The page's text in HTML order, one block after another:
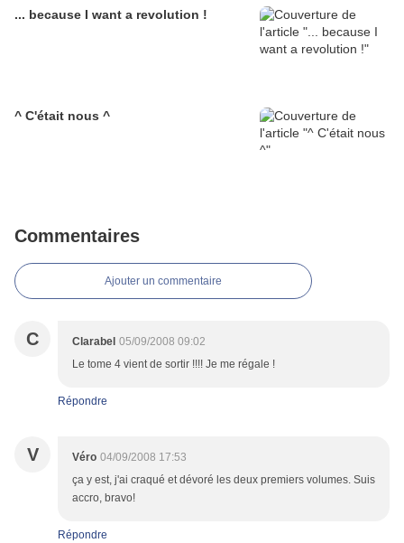
... because I want a revolution !
^ C'était nous ^
Commentaires
Ajouter un commentaire
C Clarabel 05/09/2008 09:02
Le tome 4 vient de sortir !!!! Je me régale !
Répondre
V Véro 04/09/2008 17:53
ça y est, j'ai craqué et dévoré les deux premiers volumes. Suis
accro, bravo!
Répondre